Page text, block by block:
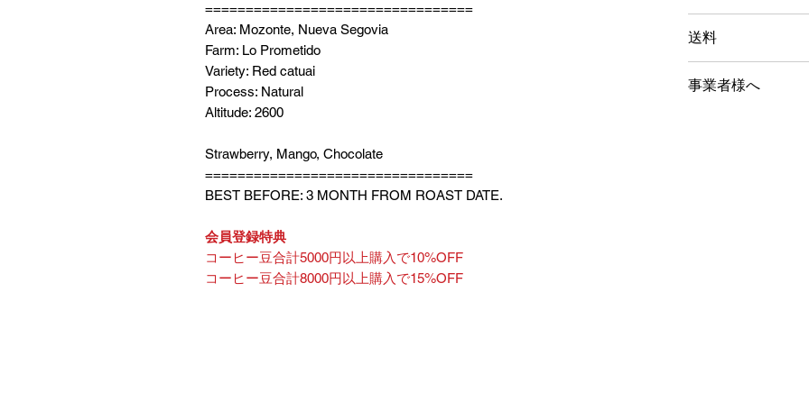
=================================
Area: Mozonte, Nueva Segovia
Farm: Lo Prometido
Variety: Red catuai
Process: Natural
Altitude: 2600
Strawberry, Mango, Chocolate
=================================
BEST BEFORE: 3 MONTH FROM ROAST DATE.
会員登録特典
コーヒー豆合計5000円以上購入で10%OFF
コーヒー豆合計8000円以上購入で15%OFF
フィルター（急
コールドブリ
エスプレッソ
送料
事業者様へ